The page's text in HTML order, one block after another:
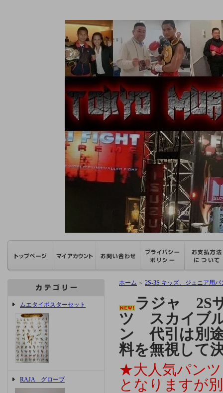
ムエタイポスターセット
RAJA グローブ
ホーム ＞ 2S-3S キッズ、ジュニア用パ
ラジャ 2S
ツ スカイブ
ン 代引は別
料を無視して
★大人気パン
となりますが